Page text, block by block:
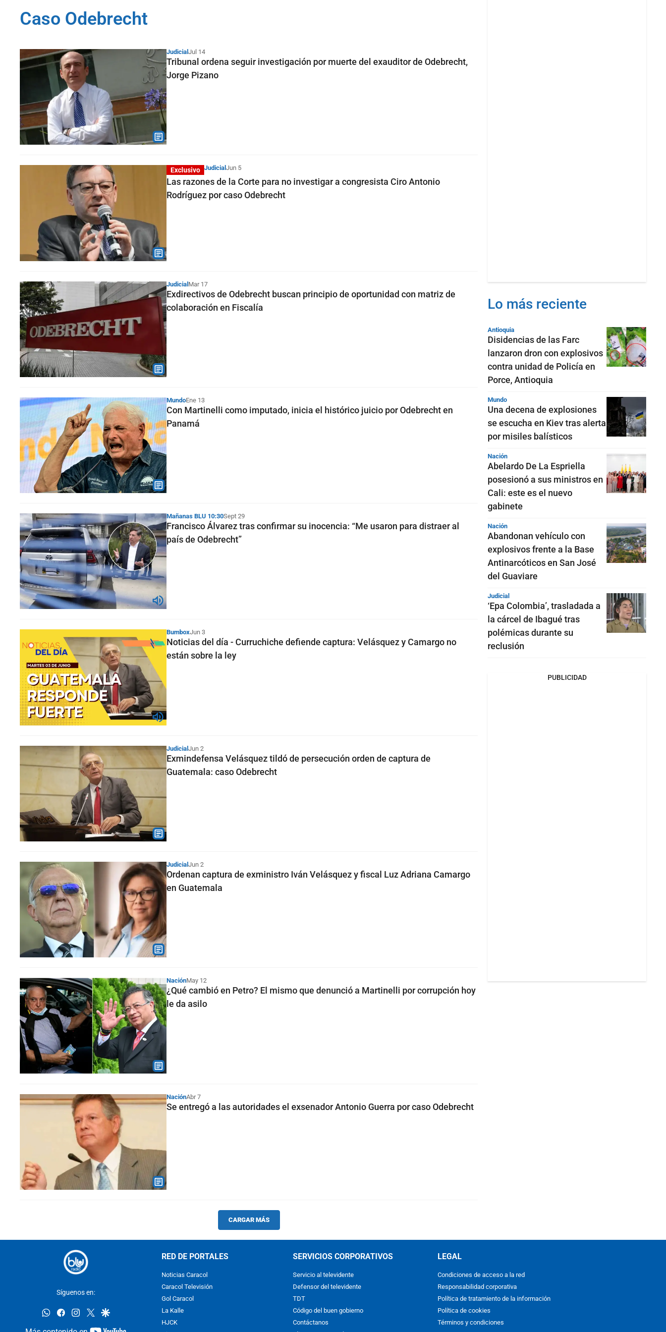
Caso Odebrecht
Judicial Jul 14
Tribunal ordena seguir investigación por muerte del exauditor de Odebrecht,
Jorge Pizano
Exclusivo Judicial Jun 5
Las razones de la Corte para no investigar a congresista Ciro Antonio
Rodríguez por caso Odebrecht
JudicialMar 17
Exdirectivos de Odebrecht buscan principio de oportunidad con matriz de
colaboración en Fiscalía
MundoEne 13
Con Martinelli como imputado, inicia el histórico juicio por Odebrecht en
Panamá
Mañanas BLU 10:30Sept 29
Francisco Álvarez tras confirmar su inocencia: “Me usaron para distraer al
país de Odebrecht”
BumboxJun 3
Noticias del día - Curruchiche defiende captura: Velásquez y Camargo no
están sobre la ley
Judicial Jun 2
Exmindefensa Velásquez tildó de persecución orden de captura de
Guatemala: caso Odebrecht
Judicial Jun 2
Ordenan captura de exministro Iván Velásquez y fiscal Luz Adriana Camargo
en Guatemala
NaciónMay 12
¿Qué cambió en Petro? El mismo que denunció a Martinelli por corrupción hoy
le da asilo
NaciónAbr 7
Se entregó a las autoridades el exsenador Antonio Guerra por caso Odebrecht
CARGAR MÁS
Lo más reciente
Antioquia
Disidencias de las Farc
lanzaron dron con explosivos
contra unidad de Policía en
Porce, Antioquia
Mundo
Una decena de explosiones
se escucha en Kiev tras alerta
por misiles balísticos
Nación
Abelardo De La Espriella
posesionó a sus ministros en
Cali: este es el nuevo
gabinete
Nación
Abandonan vehículo con
explosivos frente a la Base
Antinarcóticos en San José
del Guaviare
Judicial
‘Epa Colombia’, trasladada a
la cárcel de Ibagué tras
polémicas durante su
reclusión
PUBLICIDAD
Síguenos en:
whatsappfacebookinstagram
twittergoogle
RED DE PORTALES
Noticias Caracol
Caracol Televisión
Gol Caracol
La Kalle
HJCK
SERVICIOS CORPORATIVOS
Servicio al televidente
Defensor del televidente
TDT
Código del buen gobierno
Contáctanos
LEGAL
Condiciones de acceso a la red
Responsabilidad corporativa
Política de tratamiento de la información
Política de cookies
Términos y condiciones